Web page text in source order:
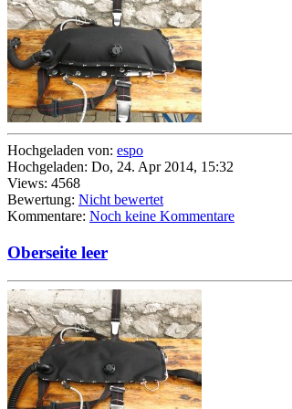
Hochgeladen von: espo
Hochgeladen: Do, 24. Apr 2014, 15:32
Views: 4568
Bewertung: Nicht bewertet
Kommentare: Noch keine Kommentare
Oberseite leer